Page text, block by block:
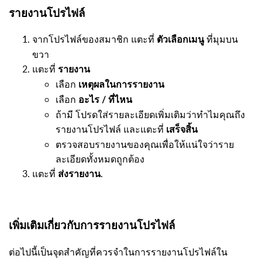
รายงานโปรไฟล์
จากโปรไฟล์ของสมาชิก แตะที่ ตัวเลือกเมนูที่มุมบน
ขวา
แตะที่ รายงาน
เลือก เหตุผลในการรายงาน
เลือก อะไร / ที่ไหน
ถ้ามี โปรดใส่รายละเอียดเพิ่มเติมว่าทำไมคุณถึง
รายงานโปรไฟล์ และแตะที่ เสร็จสิ้น
ตรวจสอบรายงานของคุณเพื่อให้แน่ใจว่าราย
ละเอียดทั้งหมดถูกต้อง
แตะที่ ส่งรายงาน.
เพิ่มเติมเกี่ยวกับการรายงานโปรไฟล์
ต่อไปนี้เป็นจุดสำคัญที่ควรจำในการรายงานโปรไฟล์ใน